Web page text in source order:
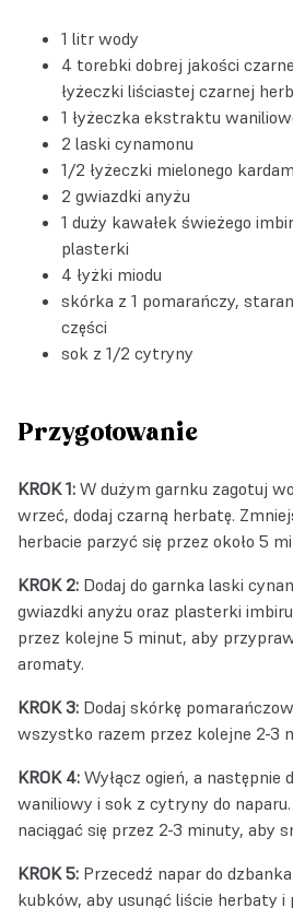
1 litr wody
4 torebki dobrej jakości
łyżeczki liściastej czarnej
1 łyżeczka ekstraktu
2 laski cynamonu
1/2 łyżeczki mielonego
2 gwiazdki anyżu
1 duży kawałek świeżego
plasterki
4 łyżki miodu
skórka z 1 pomarańczy,
części
sok z 1/2 cytryny
Przygotowanie
KROK 1: W dużym garnku zagotuj
wrzeć, dodaj czarną herbatę.
herbacie parzyć się przez około 5
KROK 2: Dodaj do garnka laski
gwiazdki anyżu oraz plasterki
przez kolejne 5 minut, aby
aromaty.
KROK 3: Dodaj skórkę
wszystko razem przez kolejne 2-3
KROK 4: Wyłącz ogień, a następnie
waniliowy i sok z cytryny do
naciągać się przez 2-3 minuty, aby
KROK 5: Przecedź napar do
kubków, aby usunąć liście herbaty i